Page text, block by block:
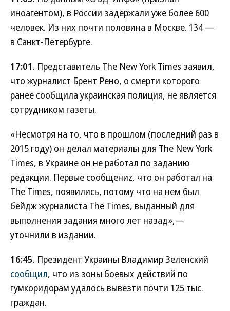
иноагентом), в России задержали уже более 600
человек. Из них почти половина в Москве. 134 —
в Санкт-Петербурге.
17:01. Представитель The New York Times заявил,
что журналист Брент Рено, о смерти которого
ранее сообщила украинская полиция, не является
сотрудником газеты.
«Несмотря на то, что в прошлом (последний раз в
2015 году) он делал материалы для The New York
Times, в Украине он не работал по заданию
редакции. Первые сообщениz, что он работал на
The Times, появились, потому что на нем был
бейдж журналиста The Times, выданный для
выполнения задания много лет назад»,—
уточнили в издании.
16:45. Президент Украины Владимир Зеленский
сообщил, что из зоны боевых действий по
гумкоридорам удалось вывезти почти 125 тыс.
граждан.